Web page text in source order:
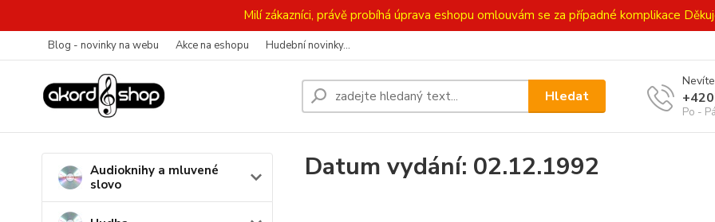
Milí zákazníci, právě probíhá úprava eshopu omlouvám se za případné komplikace
Blog - novinky na webu Akce na eshopu Hudební novinky...
Hledat
Po -
Audioknihy a mluvené
slovo
Datum vydání: 02.12.1992